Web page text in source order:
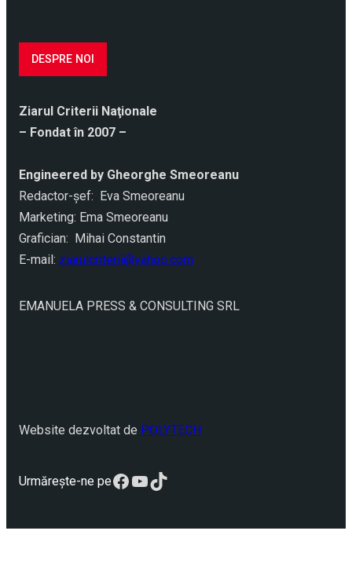
DESPRE NOI
Ziarul Criterii Naţionale
– Fondat în 2007 –
Engineered by Gheorghe Smeoreanu
Redactor-şef: Eva Smeoreanu
Marketing: Ema Smeoreanu
Grafician: Mihai Constantin
E-mail: ziarulcriterii@yahoo.com
EMANUELA PRESS & CONSULTING SRL
Website dezvoltat de POLYTECH
Urmărește-ne peFacebook
YouTube
TikTok